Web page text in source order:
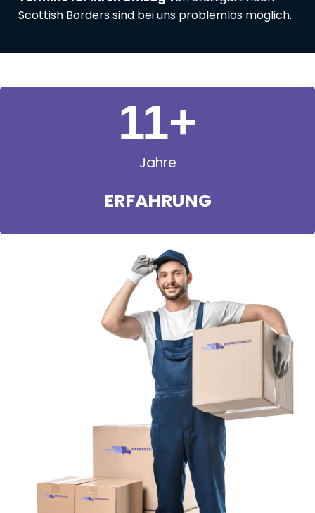
Scottish Borders sind bei uns problemlos möglich.
Jahre
ERFAHRUNG
11+